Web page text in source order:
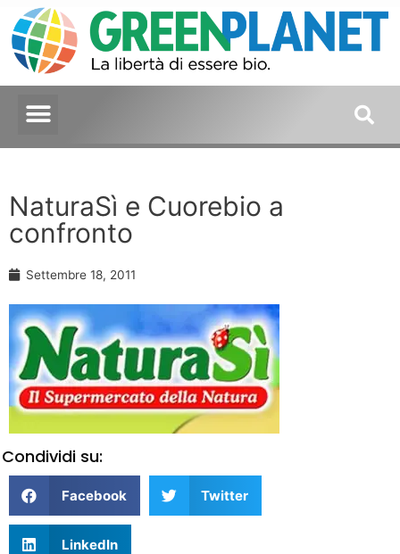
NaturaSì e Cuorebio a
confronto
Settembre 18, 2011
Condividi su:
Facebook Twitter
LinkedIn